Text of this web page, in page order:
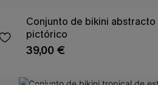
Conjunto de bikini
pictórico
39,00 €